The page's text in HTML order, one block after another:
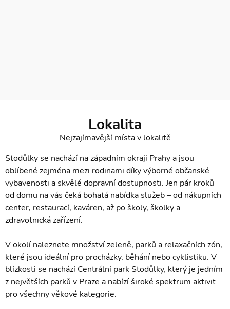
Lokalita
Nejzajímavější místa v lokalitě
Stodůlky se nachází na západním okraji Prahy a jsou
oblíbené zejména mezi rodinami díky výborné občanské
vybavenosti a skvělé dopravní dostupnosti. Jen pár kroků
od domu na vás čeká bohatá nabídka služeb – od nákupních
center, restaurací, kaváren, až po školy, školky a
zdravotnická zařízení.
V okolí naleznete množství zeleně, parků a relaxačních zón,
které jsou ideální pro procházky, běhání nebo cyklistiku. V
blízkosti se nachází Centrální park Stodůlky, který je jedním
z největších parků v Praze a nabízí široké spektrum aktivit
pro všechny věkové kategorie.